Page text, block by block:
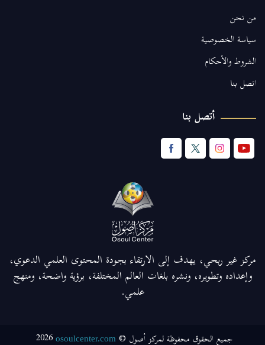
من نحن
سياسة الخصوصية
الشروط والأحكام
اتصل بنا
أتصل بنا
مركز غير ربحي، يهدف إلى الارتقاء بجودة المحتوى العلمي الدعوي،
وإعداده وتطويره، ونشره بلغات العالم المختلفة، برؤية واضحة، ومنهج
علمي.
جميع الحقوق محفوظة لمركز أصول © osoulcenter.com
2026